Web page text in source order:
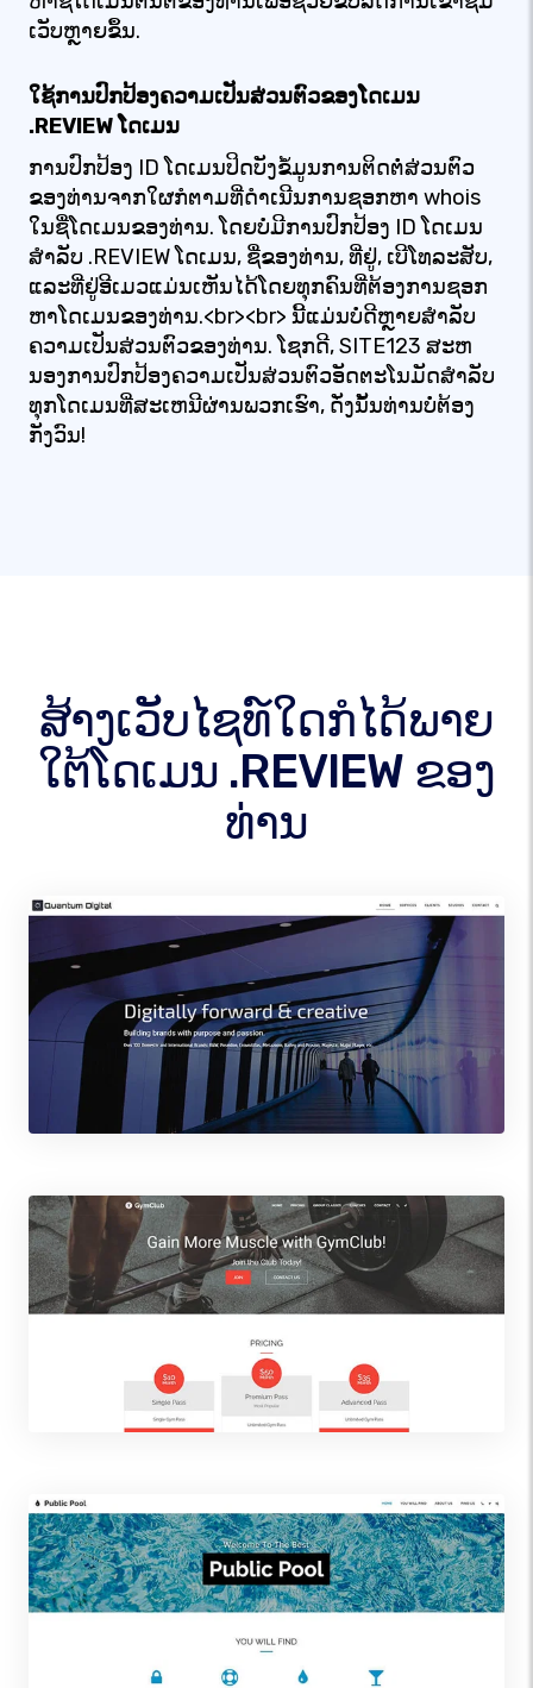
ເວັບຫຼາຍຂຶ້ນ.
ໃຊ້ການປົກປ້ອງຄວາມເປັນສ່ວນຕົວຂອງໂດເມນ
.REVIEW ໂດເມນ
ການປົກປ້ອງ ID ໂດເມນປິດບັງຂໍ້ມູນການຕິດຕໍ່ສ່ວນຕົວ
ຂອງທ່ານຈາກໃຜກໍຕາມທີ່ດໍາເນີນການຊອກຫາ whois
ໃນຊື່ໂດເມນຂອງທ່ານ. ໂດຍບໍ່ມີການປົກປ້ອງ ID ໂດເມນ
ສໍາລັບ .REVIEW ໂດເມນ, ຊື່ຂອງທ່ານ, ທີ່ຢູ່, ເບີໂທລະສັບ,
ແລະທີ່ຢູ່ອີເມວແມ່ນເຫັນໄດ້ໂດຍທຸກຄົນທີ່ຕ້ອງການຊອກ
ຫາໂດເມນຂອງທ່ານ.<br><br> ນີ້ແມ່ນບໍ່ດີຫຼາຍສໍາລັບ
ຄວາມເປັນສ່ວນຕົວຂອງທ່ານ. ໂຊກດີ, SITE123 ສະຫ
ນອງການປົກປ້ອງຄວາມເປັນສ່ວນຕົວອັດຕະໂນມັດສໍາລັບ
ທຸກໂດເມນທີ່ສະເຫນີຜ່ານພວກເຮົາ, ດັ່ງນັ້ນທ່ານບໍ່ຕ້ອງ
ກັງວົນ!
ສ້າງເວັບໄຊທ໌ໃດກໍໄດ້ພາຍ
ໃຕ້ໂດເມນ .REVIEW ຂອງ
ທ່ານ